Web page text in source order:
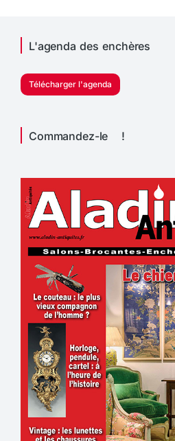
L'agenda des enchères
Télécharger l'agenda
Commandez-le !